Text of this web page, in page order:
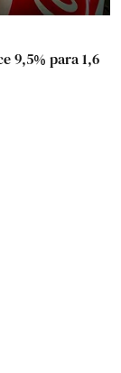
9,5% para 1,6